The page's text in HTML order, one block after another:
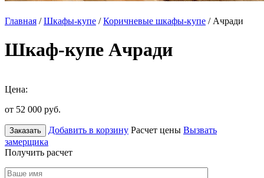
Главная /Шкафы-купе /Коричневые шкафы-купе / Ачради
Шкаф-купе Ачради
Цена:
от 52 000 руб.
Заказать Добавить в корзину Расчет цены Вызвать
замерщика
Получить расчет